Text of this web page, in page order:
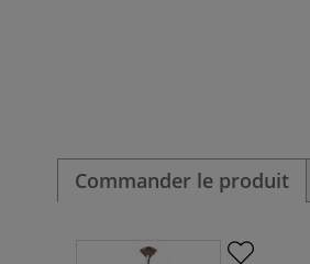
Commander le produit